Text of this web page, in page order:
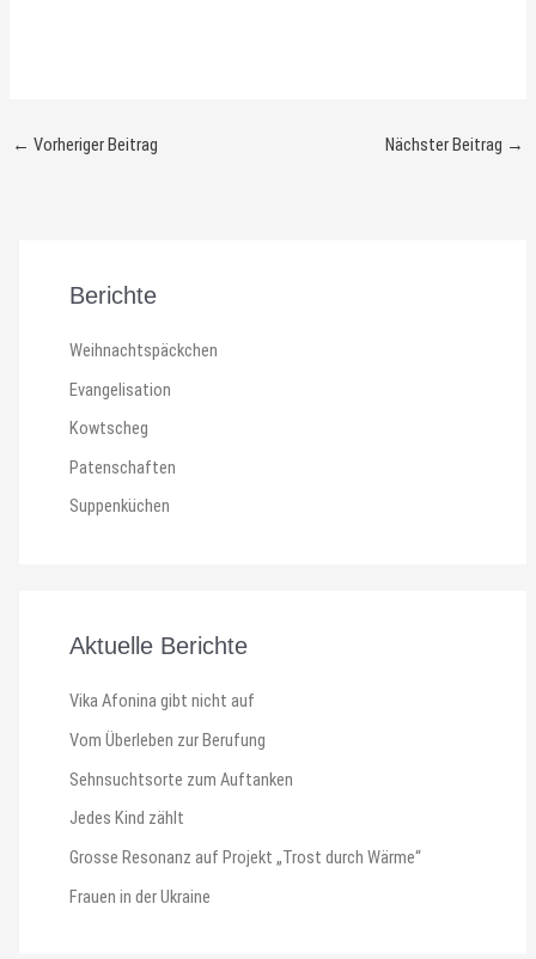
← Vorheriger Beitrag Nächster Beitrag →
Berichte
Weihnachtspäckchen
Evangelisation
Kowtscheg
Patenschaften
Suppenküchen
Aktuelle Berichte
Vika Afonina gibt nicht auf
Vom Überleben zur Berufung
Sehnsuchtsorte zum Auftanken
Jedes Kind zählt
Grosse Resonanz auf Projekt „Trost durch Wärme“
Frauen in der Ukraine